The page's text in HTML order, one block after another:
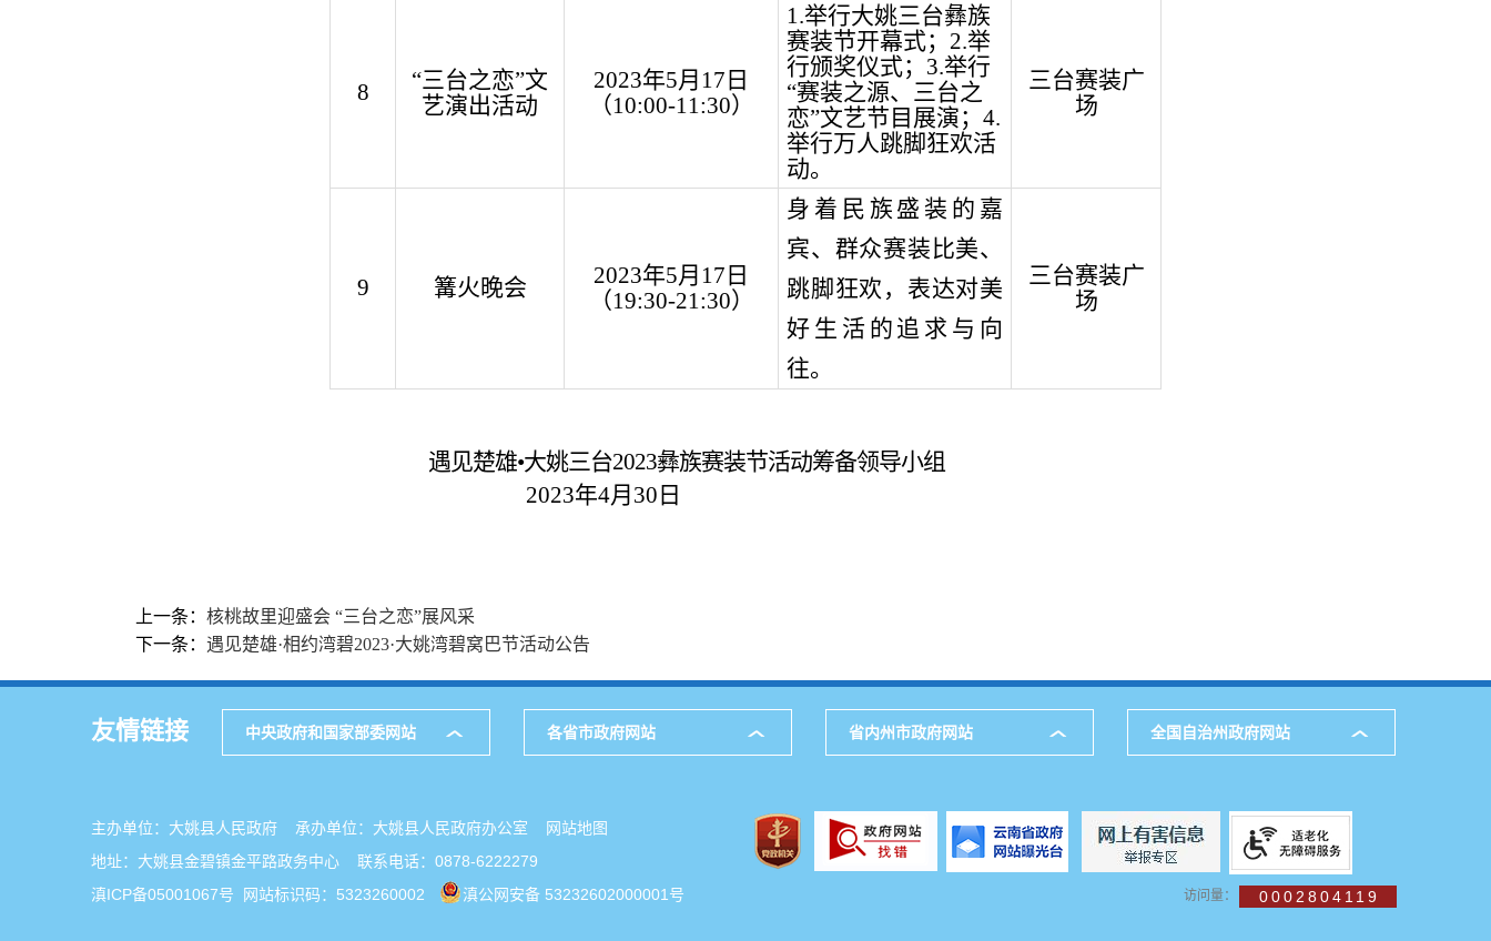
8 “三台之恋”文
艺演出活动
2023年5月 17 日
（10:00-11:30）
1.举行大姚三台彝族
赛装节开幕式； 2.举
行颁奖仪式； 3.举行
“赛装之源、三台之
恋”文艺节目展演； 4.
举行万人跳脚狂欢活
动。
三台赛装广
场
9 篝火晚会 2023年5月 17 日
（19:30-21:30）
身着民族盛装的嘉
宾、群众赛装比美、
跳脚狂欢，表达对美
好生活的追求与向
往。
三台赛装广
场
遇见楚雄•大姚三台2023彝族赛装节活动筹备领导小组
2023年4月 30 日
上一条： 核桃故里迎盛会 “三台之恋”展风采
下一条： 遇见楚雄·相约湾碧2023·大姚湾碧窝巴节活动公告
友情链接 中央政府和国家部委网站 各省市政府网站 省内州市政府网站 全国自治州政府网站
主办单位：大姚县人民政府 承办单位：大姚县人民政府办公室
网站地图
地址：大姚县金碧镇金平路政务中心 联系电话：0878-6222279
滇ICP备05001067号 网站标识码：5323260002 滇公网安备 53232602000001号 访问量： 0002804119